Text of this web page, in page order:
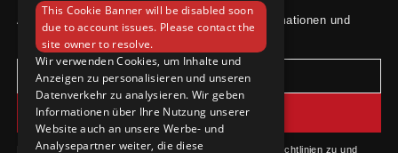
Abonniere unseren Newsletter für aktuelle Informationen und
Neuigkeiten.
Durch das Abonnieren stimmst du unseren Datenschutzrichtlinien zu und
This Cookie Banner will be disabled soon
due to account issues. Please contact the
site owner to resolve.
Wir verwenden Cookies, um Inhalte und
Anzeigen zu personalisieren und unseren
Datenverkehr zu analysieren. Wir geben
Informationen über Ihre Nutzung unserer
Website auch an unsere Werbe- und
Analysepartner weiter, die diese